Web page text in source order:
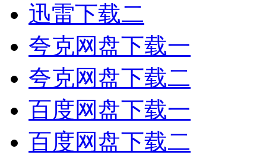
迅雷下载二
夸克网盘下载一
夸克网盘下载二
百度网盘下载一
百度网盘下载二